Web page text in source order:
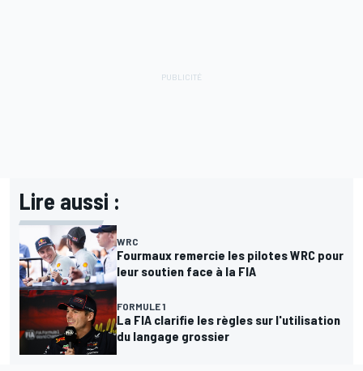
Lire aussi :
WRC
Fourmaux remercie les pilotes WRC pour
leur soutien face à la FIA
FORMULE 1
La FIA clarifie les règles sur l'utilisation
du langage grossier